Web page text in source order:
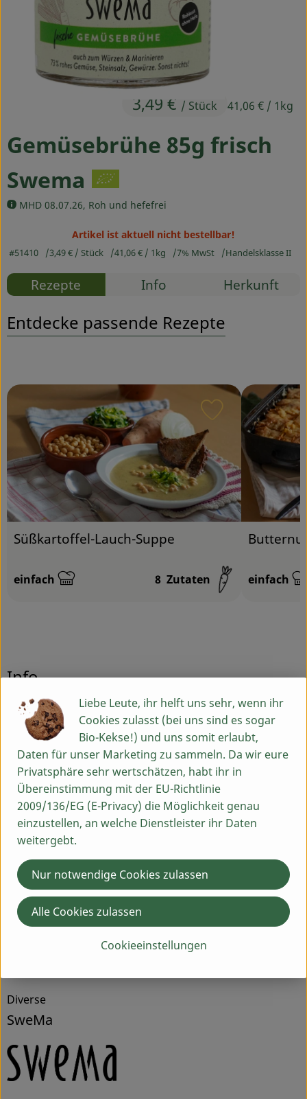
Ökokisten
Obst & Gemüse
Kühltheke
Drogerie
Über uns
Service
Gemüsebrühe 85g frisch
Swema
MHD 08.07.26, Roh und hefefrei
3,49 € / Stück 41,06 € / 1kg
Artikel ist aktuell nicht bestellbar!
#51410 3,49 € / Stück 41,06 € / 1kg 7% MwSt Handelsklasse II
Rezepte Info Herkunft
Entdecke passende Rezepte
Süßkartoffel-Lauch-Suppe
Schwierigkeit:
einfach 8 Zutaten
Rezept zu
einfach
Info
MHD 08.07.26, Roh und hefefrei
Produktinformationen
Zutaten
Produktdatenblatt
Herkunft
Diverse
SweMa
Liebe Leute, ihr helft uns sehr, wenn ihr
Cookies zulasst (bei uns sind es sogar
Bio-Kekse!) und uns somit erlaubt,
Daten für unser Marketing zu sammeln. Da wir eure
Privatsphäre sehr wertschätzen, habt ihr in
Übereinstimmung mit der EU-Richtlinie
2009/136/EG (E-Privacy) die Möglichkeit genau
einzustellen, an welche Dienstleister ihr Daten
weitergebt.
Cookieeinstellungen
Nur notwendige Cookies zulassen
Alle Cookies zulassen